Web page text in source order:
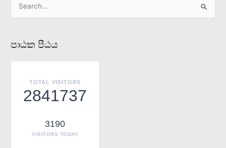
r
c
පාඨක පීඨය
TOTAL VISITORS
2841737
3190
VISITORS TODAY